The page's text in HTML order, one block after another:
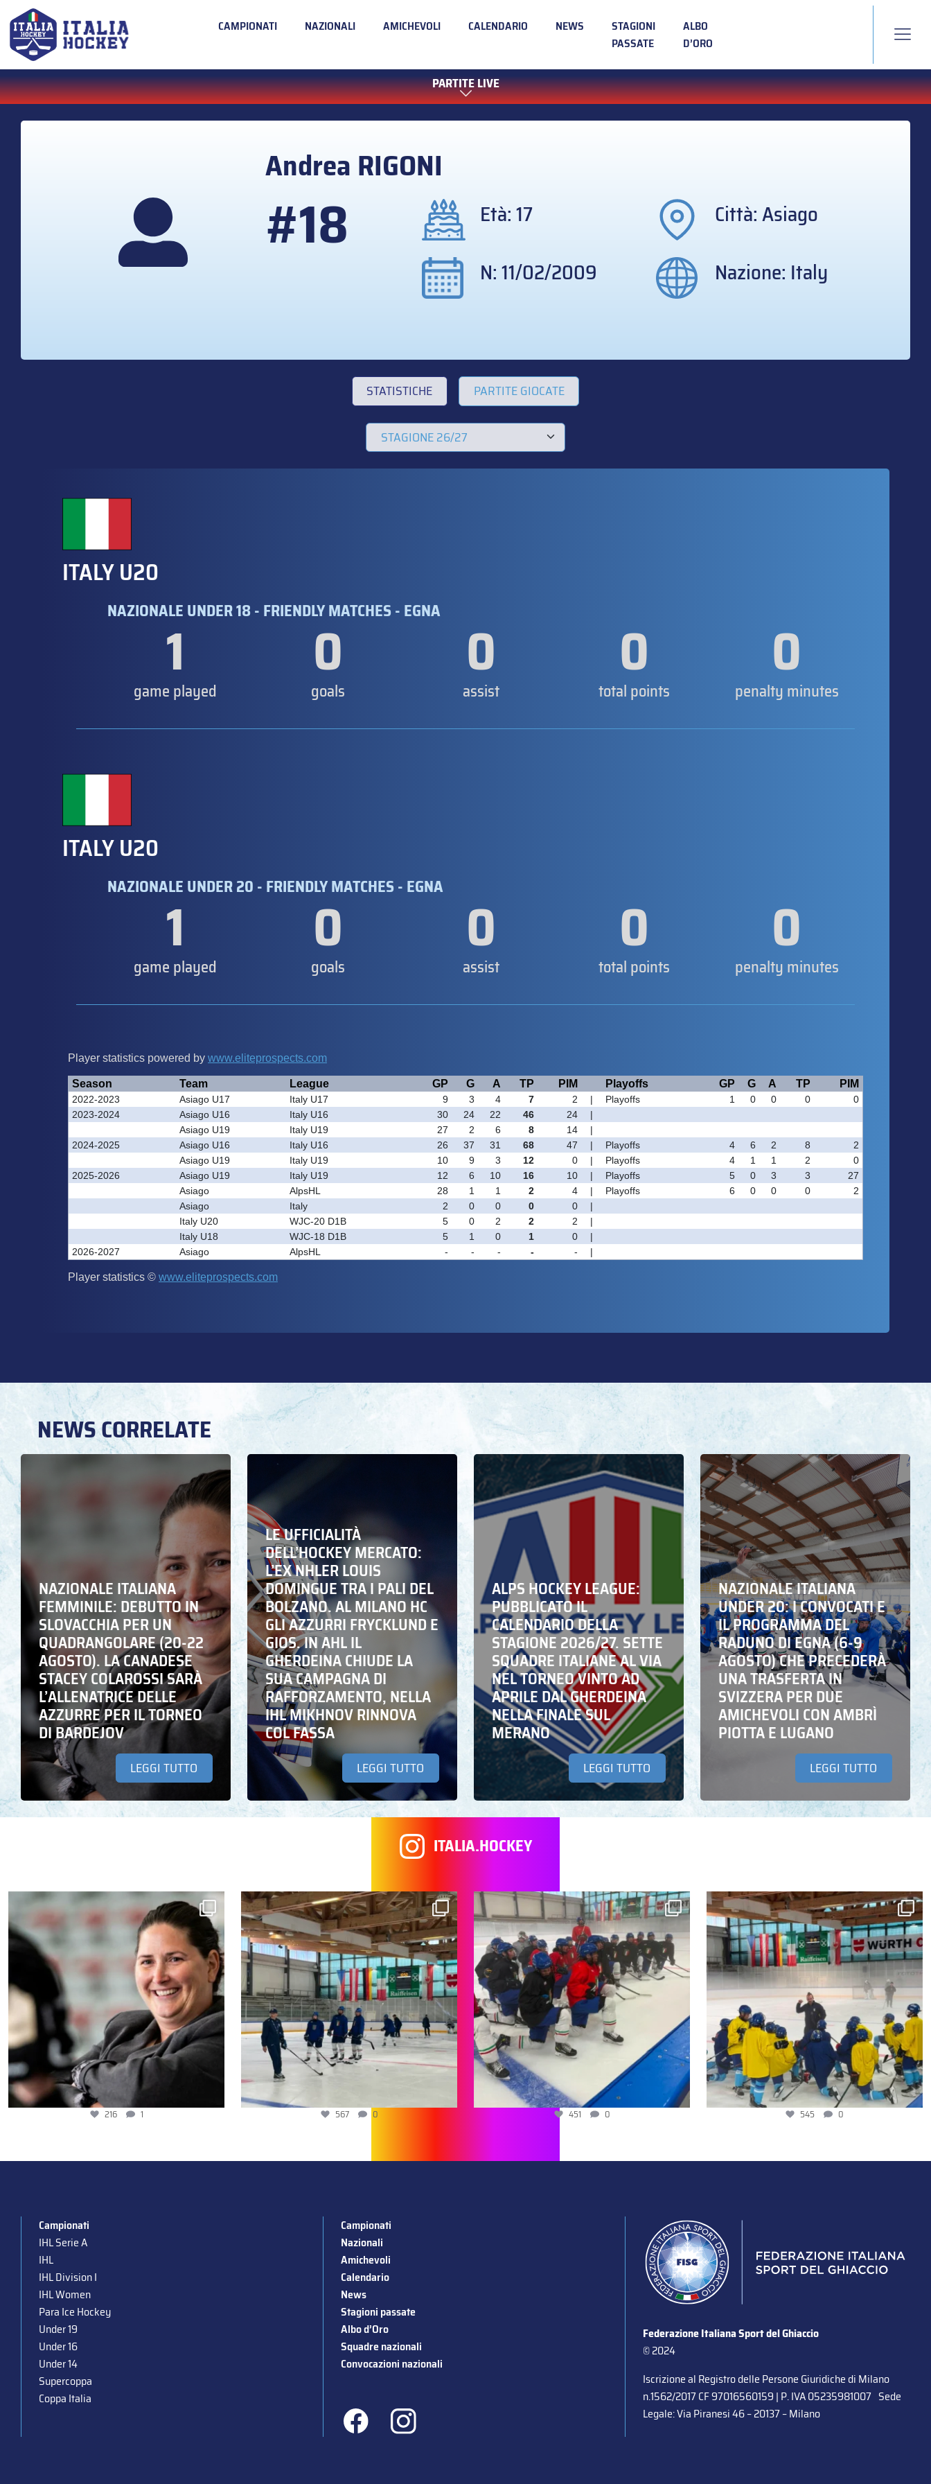
CAMPIONATI NAZIONALI AMICHEVOLI CALENDARIO NEWS
STAGIONI
PASSATE
ALBO
D’ORO
PARTITE LIVE
Andrea RIGONI
#18 Età: 17
Città: Asiago
N: 11/02/2009
Nazione: Italy
STATISTICHE PARTITE GIOCATE
ITALY U20
NAZIONALE UNDER 18 - FRIENDLY MATCHES - EGNA
1
game played 0
goals 0
assist 0
total points 0
penalty minutes
ITALY U20
NAZIONALE UNDER 20 - FRIENDLY MATCHES - EGNA
1
game played 0
goals 0
assist 0
total points 0
penalty minutes
NEWS CORRELATE
NAZIONALE ITALIANA
FEMMINILE: DEBUTTO IN
SLOVACCHIA PER UN
QUADRANGOLARE (20-22
AGOSTO). LA CANADESE
STACEY COLAROSSI SARÀ
L’ALLENATRICE DELLE
AZZURRE PER IL TORNEO
DI BARDEJOV
LEGGI TUTTO
LE UFFICIALITÀ
DELL’HOCKEY MERCATO:
L’EX NHLER LOUIS
DOMINGUE TRA I PALI DEL
BOLZANO. AL MILANO HC
GLI AZZURRI FRYCKLUND E
GIOS. IN AHL IL
GHERDEINA CHIUDE LA
SUA CAMPAGNA DI
RAFFORZAMENTO, NELLA
IHL MIKHNOV RINNOVA
COL FASSA
LEGGI TUTTO
ALPS HOCKEY LEAGUE:
PUBBLICATO IL
CALENDARIO DELLA
STAGIONE 2026/27. SETTE
SQUADRE ITALIANE AL VIA
NEL TORNEO VINTO AD
APRILE DAL GHERDEINA
NELLA FINALE SUL
MERANO
LEGGI TUTTO
NAZIONALE ITALIANA
UNDER 20: I CONVOCATI E
IL PROGRAMMA DEL
RADUNO DI EGNA (6-9
AGOSTO) CHE PRECEDERÀ
UNA TRASFERTA IN
SVIZZERA PER DUE
AMICHEVOLI CON AMBRÌ
PIOTTA E LUGANO
LEGGI TUTTO
ITALIA.HOCKEY
216 1 567 0 451 0 545 0
Campionati
IHL Serie A
IHL
IHL Division I
IHL Women
Para Ice Hockey
Under 19
Under 16
Under 14
Supercoppa
Coppa Italia
Campionati
Nazionali
Amichevoli
Calendario
News
Stagioni passate
Albo d’Oro
Squadre nazionali
Convocazioni nazionali
Federazione Italiana Sport del Ghiaccio
© 2024
Iscrizione al Registro delle Persone Giuridiche di Milano
n.1562/2017 CF 97016560159 | P. IVA 05235981007 Sede
Legale: Via Piranesi 46 – 20137 – Milano